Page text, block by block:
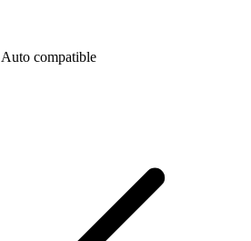
compatible